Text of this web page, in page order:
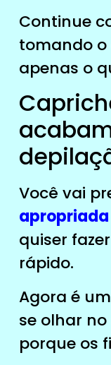
Continue
tomando
apenas o
Você vai
quiser
rápido.
Agora é
se olhar no
porque os